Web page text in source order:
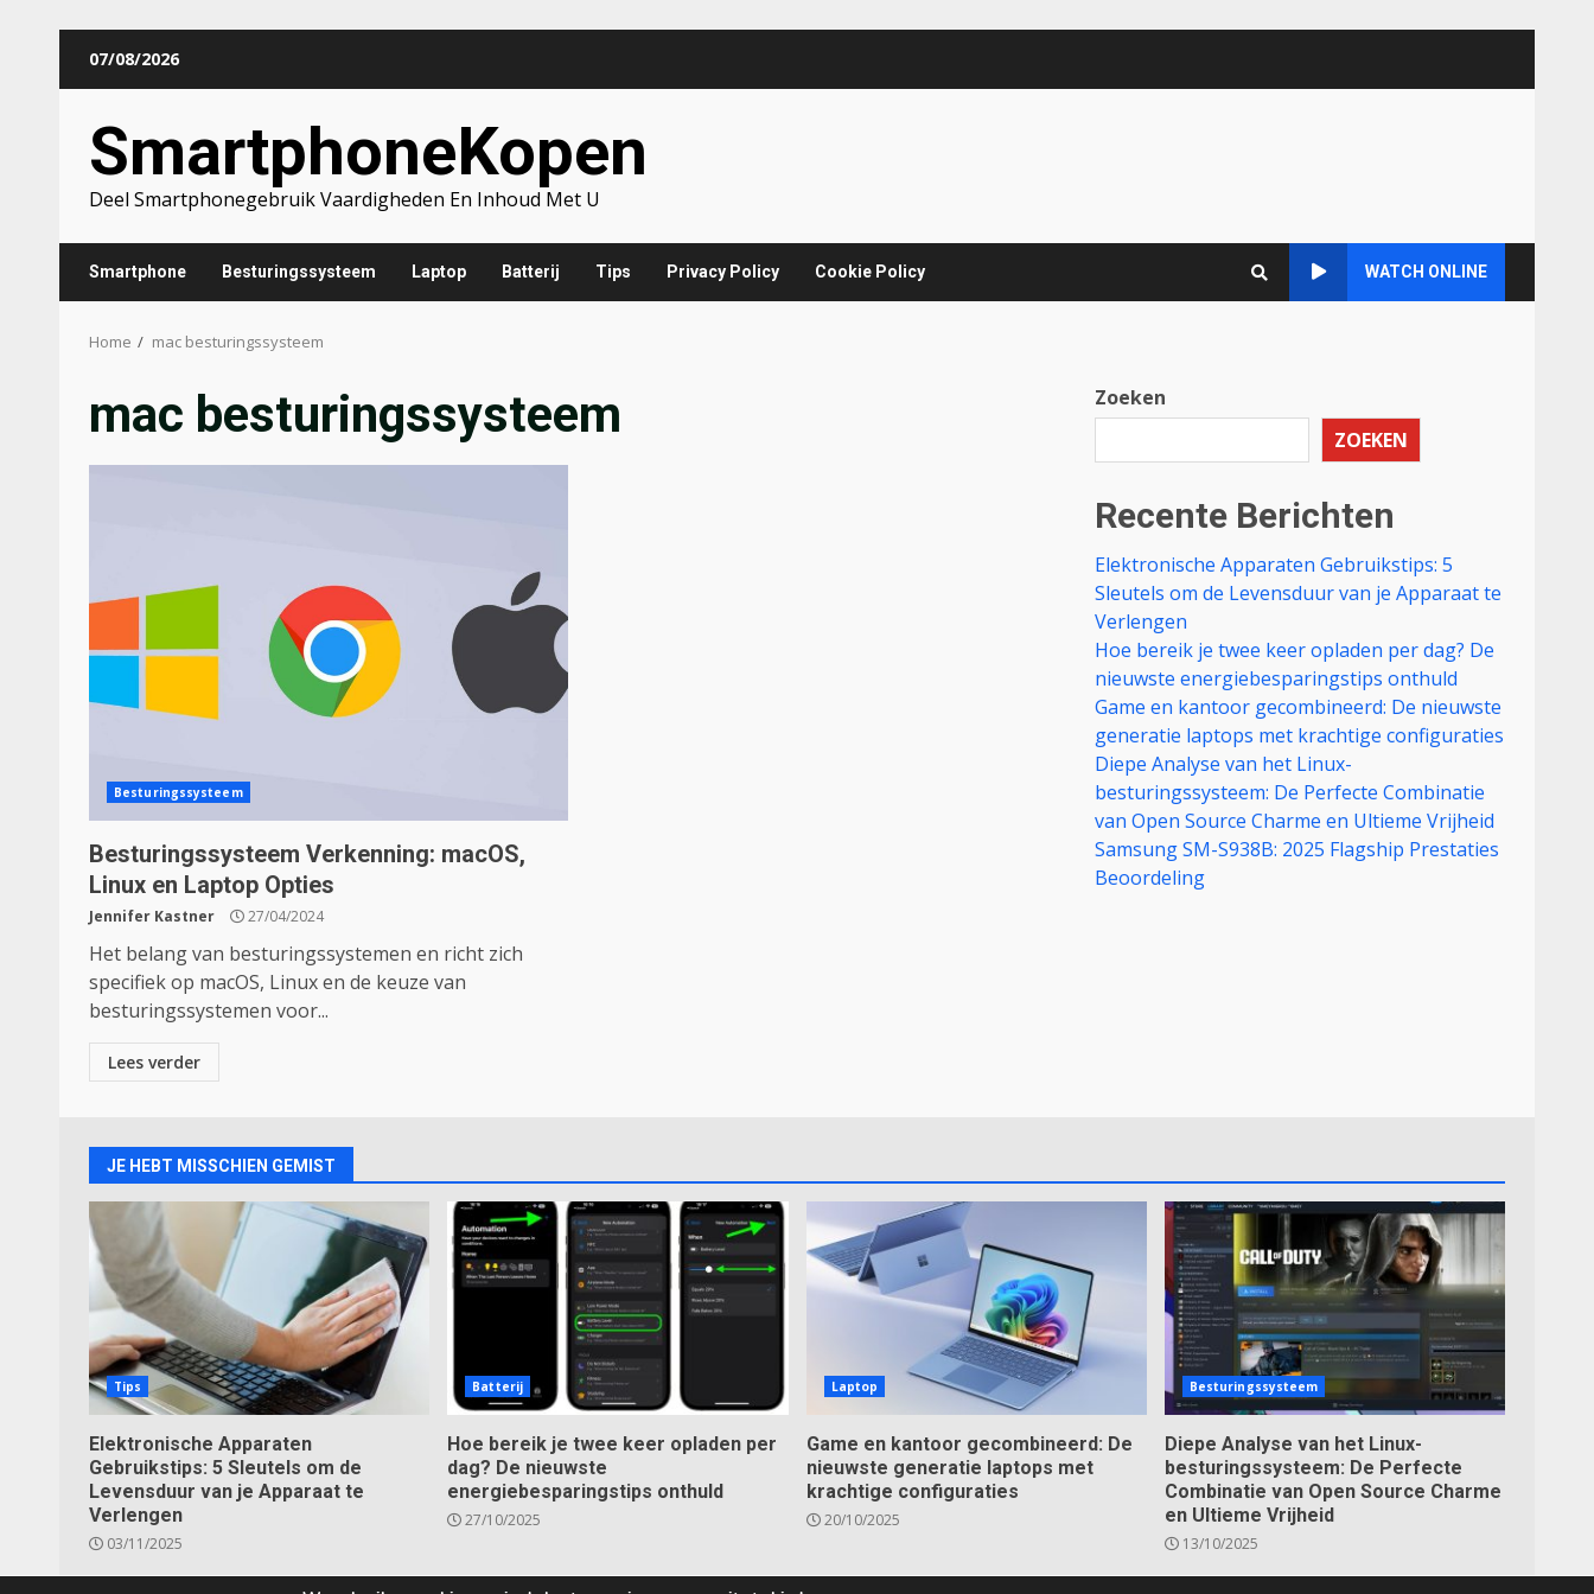
07/08/2026
SmartphoneKopen
Deel Smartphonegebruik Vaardigheden En Inhoud Met U
Smartphone Besturingssysteem Laptop Batterij Tips Privacy Policy Cookie Policy WATCH ONLINE
Home mac besturingssysteem
mac besturingssysteem
Besturingssysteem
Besturingssysteem Verkenning: macOS,
Linux en Laptop Opties
Jennifer Kastner 27/04/2024
Het belang van besturingssystemen en richt zich
specifiek op macOS, Linux en de keuze van
besturingssystemen voor...
Lees verder
Zoeken
ZOEKEN
Recente Berichten
Elektronische Apparaten Gebruikstips: 5
Sleutels om de Levensduur van je Apparaat te
Verlengen
Hoe bereik je twee keer opladen per dag? De
nieuwste energiebesparingstips onthuld
Game en kantoor gecombineerd: De nieuwste
generatie laptops met krachtige configuraties
Diepe Analyse van het Linux-
besturingssysteem: De Perfecte Combinatie
van Open Source Charme en Ultieme Vrijheid
Samsung SM-S938B: 2025 Flagship Prestaties
Beoordeling
JE HEBT MISSCHIEN GEMIST
Tips
Elektronische Apparaten
Gebruikstips: 5 Sleutels om de
Levensduur van je Apparaat te
Verlengen
03/11/2025
Batterij
Hoe bereik je twee keer opladen per
dag? De nieuwste
energiebesparingstips onthuld
27/10/2025
Laptop
Game en kantoor gecombineerd: De
nieuwste generatie laptops met
krachtige configuraties
20/10/2025
Besturingssysteem
Diepe Analyse van het Linux-
besturingssysteem: De Perfecte
Combinatie van Open Source Charme
en Ultieme Vrijheid
13/10/2025